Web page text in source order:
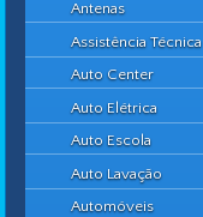
Antenas
Assistência Técnica
Auto Center
Auto Elétrica
Auto Escola
Auto Lavação
Automóveis